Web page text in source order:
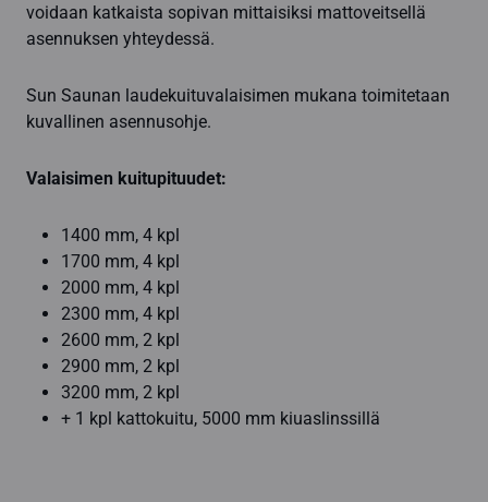
voidaan katkaista sopivan mittaisiksi mattoveitsellä
asennuksen yhteydessä.
Sun Saunan laudekuituvalaisimen mukana toimitetaan
kuvallinen asennusohje.
Valaisimen kuitupituudet:
1400 mm, 4 kpl
1700 mm, 4 kpl
2000 mm, 4 kpl
2300 mm, 4 kpl
2600 mm, 2 kpl
2900 mm, 2 kpl
3200 mm, 2 kpl
+ 1 kpl kattokuitu, 5000 mm kiuaslinssillä